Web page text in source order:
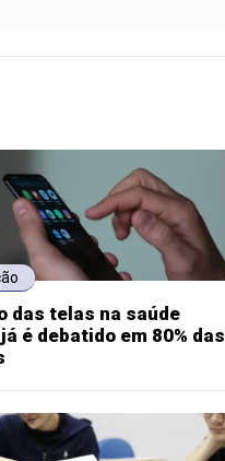
das telas na saúde
é debatido em 80% das